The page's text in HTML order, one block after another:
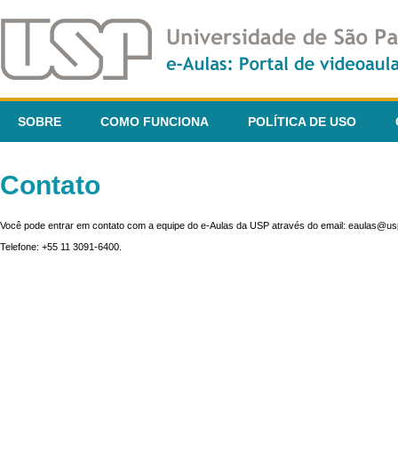
SOBRE COMO FUNCIONA POLÍTICA DE USO
Contato
Você pode entrar em contato com a equipe do e-Aulas da USP através do email:
Telefone: +55 11 3091-6400.